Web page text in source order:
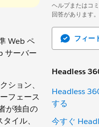
ヘルプまたはコ
回答があります。
フィー
Headless
Headless
する
今すぐ
Web ペ
サーバー
ション、
フェース
が独自の
イル、